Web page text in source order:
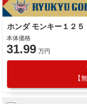
本体価格
31.99 万円
【